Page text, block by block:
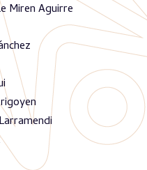
Miren Aguirre